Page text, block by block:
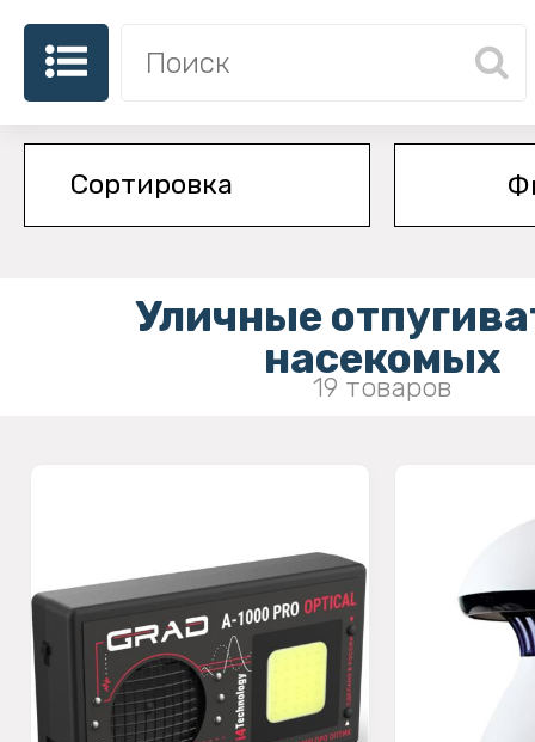
Уличные
насекомых
19 товаров